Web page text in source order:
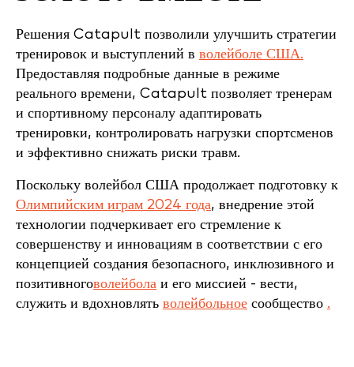
Решения Catapult позволили улучшить стратегии
тренировок и выступлений в волейболе США.
Предоставляя подробные данные в режиме
реального времени, Catapult позволяет тренерам
и спортивному персоналу адаптировать
тренировки, контролировать нагрузки спортсменов
и эффективно снижать риски травм.
Поскольку волейбол США продолжает подготовку к
Олимпийским играм 2024 года, внедрение этой
технологии подчеркивает его стремление к
совершенству и инновациям в соответствии с его
концепцией создания безопасного, инклюзивного и
позитивноговолейбола и его миссией - вести,
служить и вдохновлять волейбольное сообщество .